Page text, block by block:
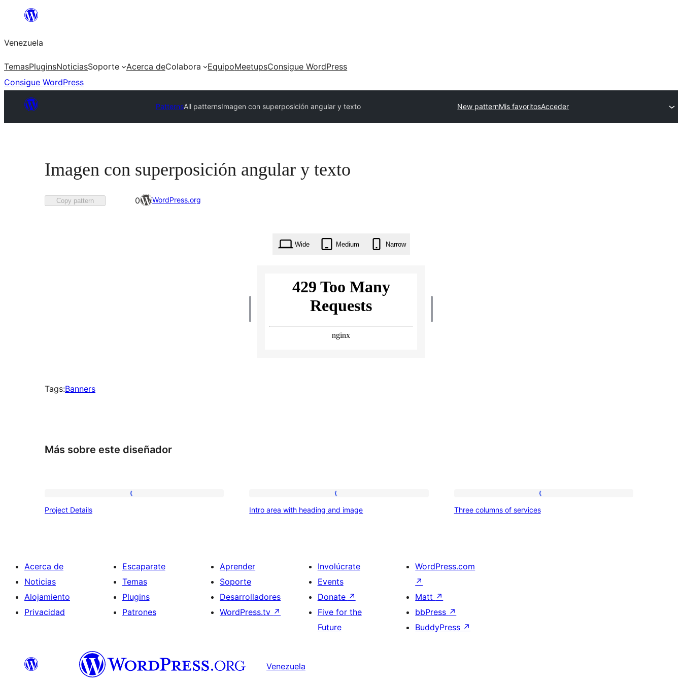
Saltar
contenido
Venezuela
TemasPluginsNoticiasSoporte Acerca deColabora EquipoMeetupsConsigue WordPress
Consigue WordPress
PatternsAll patternsImagen con superposición angular y texto New patternMis favoritosAcceder
Imagen con superposición angular y texto
Copy pattern
Favorited
0 WordPress.org
Wide Medium Narrow
Tags:Banners
Más sobre este diseñador
Project Details
area
and
Intro area with heading and image Three columns of services
Acerca de
Noticias
Alojamiento
Privacidad
Escaparate
Temas
Plugins
Patrones
Aprender
Soporte
Desarrolladores
WordPress.tv ↗
Involúcrate
Events
Donate ↗
Five for the
Future
WordPress.com
↗
Matt ↗
bbPress ↗
BuddyPress ↗
Venezuela